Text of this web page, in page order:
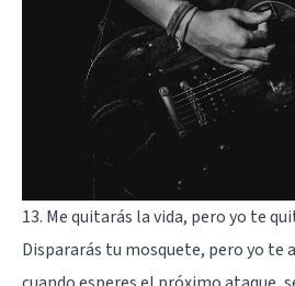
13. Me quitarás la vida, pero yo te
Dispararás tu mosquete, pero yo te